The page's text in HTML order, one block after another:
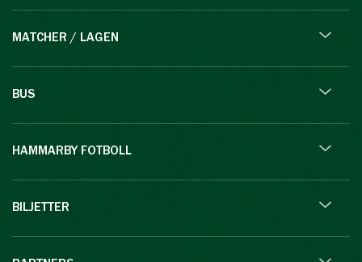
MATCHER / LAGEN
BUS
HAMMARBY FOTBOLL
BILJETTER